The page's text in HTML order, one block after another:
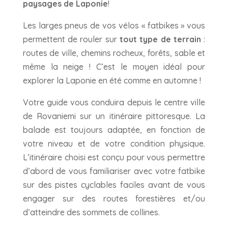
paysages de Laponie!
Les larges pneus de vos vélos « fatbikes » vous
permettent de rouler sur tout type de terrain :
routes de ville, chemins rocheux, forêts, sable et
même la neige ! C’est le moyen idéal pour
explorer la Laponie en été comme en automne !
Votre guide vous conduira depuis le centre ville
de Rovaniemi sur un itinéraire pittoresque. La
balade est toujours adaptée, en fonction de
votre niveau et de votre condition physique.
L’itinéraire choisi est conçu pour vous permettre
d’abord de vous familiariser avec votre fatbike
sur des pistes cyclables faciles avant de vous
engager sur des routes forestières et/ou
d’atteindre des sommets de collines.